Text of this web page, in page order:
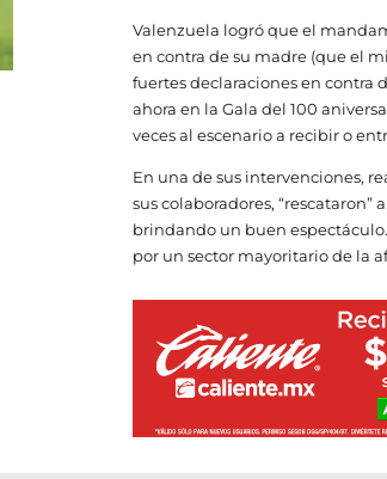
Valenzuela logró que el
en contra de su madre (que el
fuertes declaraciones en contra
ahora en la Gala del 100
veces al escenario a recibir o
En una de sus intervenciones,
sus colaboradores, “rescataron”
brindando un buen
por un sector mayoritario de la